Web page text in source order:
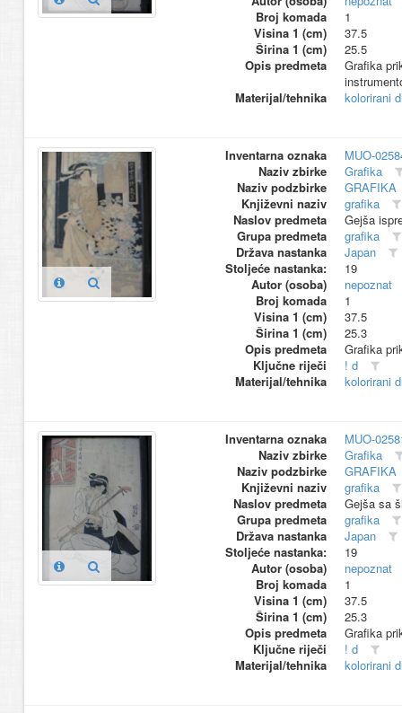
Broj komada
1
Visina 1 (cm)
37.5
Širina 1 (cm)
25.5
Opis predmeta
Grafika
Materijal/tehnika
kolorirani
Inventarna oznaka
MUO-
Naziv zbirke
Grafika
Naziv podzbirke
GRAFIKA
Književni naziv
grafika
Naslov predmeta
Gejša
Grupa predmeta
grafika
Država nastanka
Japan
Stoljeće nastanka:
19
Autor (osoba)
nepoznat
Broj komada
1
Visina 1 (cm)
37.5
Širina 1 (cm)
25.3
Opis predmeta
Grafika
Ključne riječi
! d
Materijal/tehnika
kolorirani
Inventarna oznaka
MUO-
Naziv zbirke
Grafika
Naziv podzbirke
GRAFIKA
Književni naziv
grafika
Naslov predmeta
Gejša sa
Grupa predmeta
grafika
Država nastanka
Japan
Stoljeće nastanka:
19
Autor (osoba)
nepoznat
Broj komada
1
Visina 1 (cm)
37.5
Širina 1 (cm)
25.3
Opis predmeta
Grafika
Ključne riječi
! d
Materijal/tehnika
kolorirani